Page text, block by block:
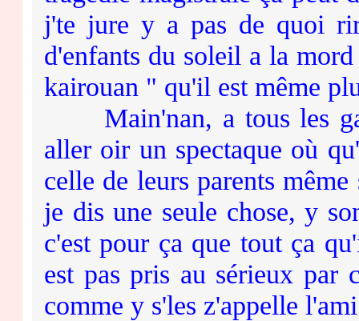
j'te jure y a pas de quoi
d'enfants du soleil a la
kairouan " qu'il est même
Main'nan, a tous les
aller oir un spectaque où
celle de leurs parents
je dis une seule chose, y
c'est pour ça que tout ça
est pas pris au sérieux par
comme y s'les z'appelle